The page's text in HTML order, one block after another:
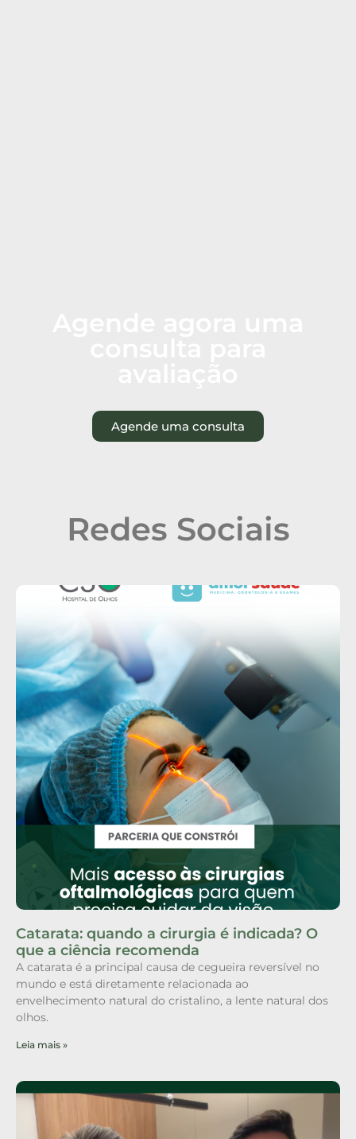
Agende uma consulta
Redes Sociais
Catarata: quando a cirurgia é indicada? O
que a ciência recomenda
A catarata é a principal causa de cegueira reversível no
mundo e está diretamente relacionada ao
envelhecimento natural do cristalino, a lente natural dos
olhos.
Leia mais »